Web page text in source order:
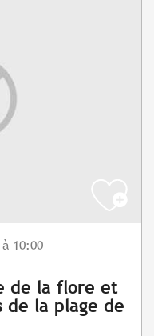
à 10:00
de la flore et
de la plage de